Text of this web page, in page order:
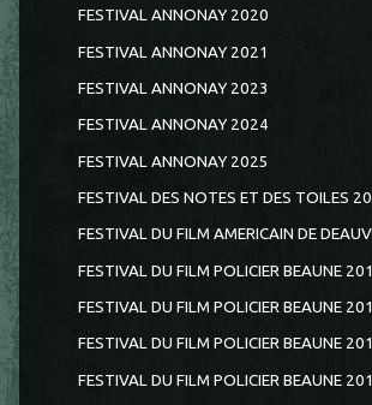
FESTIVAL ANNONAY 2020
FESTIVAL ANNONAY 2021
FESTIVAL ANNONAY 2023
FESTIVAL ANNONAY 2024
FESTIVAL ANNONAY 2025
FESTIVAL DES NOTES ET DES TOILES
FESTIVAL DU FILM AMERICAIN DE
FESTIVAL DU FILM POLICIER BEAUNE
FESTIVAL DU FILM POLICIER BEAUNE
FESTIVAL DU FILM POLICIER BEAUNE
FESTIVAL DU FILM POLICIER BEAUNE